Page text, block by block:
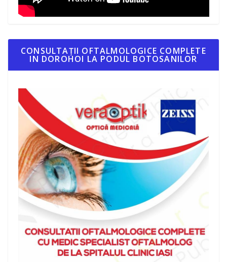
CONSULTAȚII OFTALMOLOGICE COMPLETE
IN DOROHOI LA PODUL BOTOSANILOR